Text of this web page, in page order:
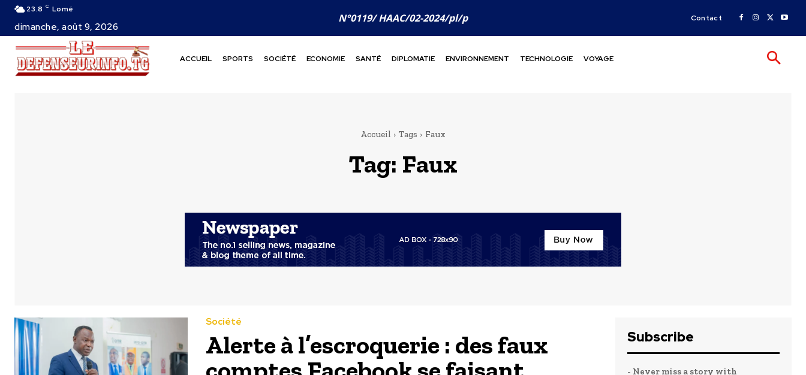
23.8 C Lomé
dimanche, août 9, 2026
N°0119/ HAAC/02-2024/pl/p Contact
ACCUEIL SPORTS SOCIÉTÉ ECONOMIE SANTÉ DIPLOMATIE ENVIRONNEMENT TECHNOLOGIE VOYAGE
Accueil Tags Faux
Tag: Faux
Société
Alerte à l’escroquerie : des faux
Subscribe
- Never miss a story with